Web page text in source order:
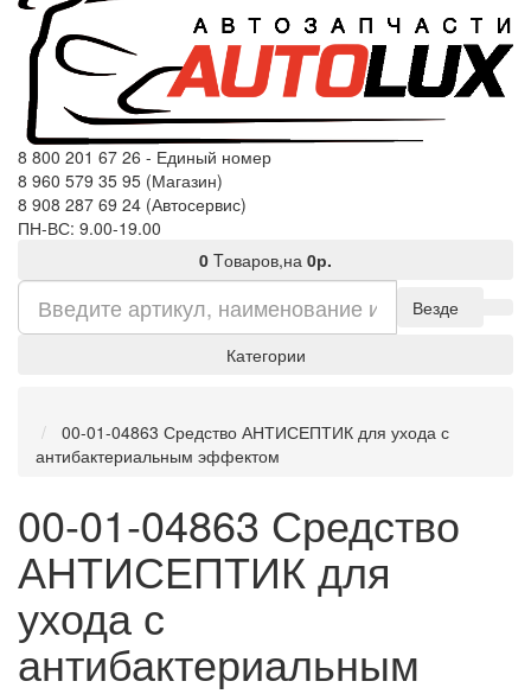
8 800 201 67 26 - Единый номер
8 960 579 35 95 (Магазин)
8 908 287 69 24 (Автосервис)
ПН-ВС: 9.00-19.00
0 Tоваров,на 0р.
Везде
Категории
00-01-04863 Средство АНТИСЕПТИК для ухода с
антибактериальным эффектом
00-01-04863 Средство
АНТИСЕПТИК для
ухода с
антибактериальным